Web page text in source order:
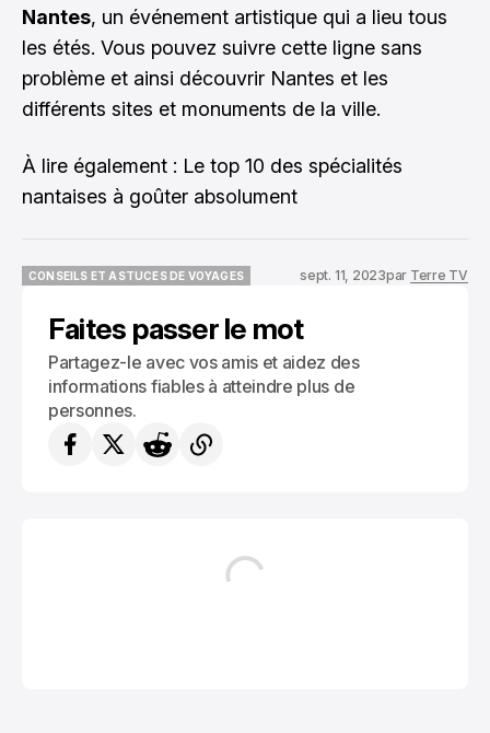
Nantes, un événement artistique qui a lieu tous
les étés. Vous pouvez suivre cette ligne sans
problème et ainsi découvrir Nantes et les
différents sites et monuments de la ville.
À lire également : Le top 10 des spécialités
nantaises à goûter absolument
CONSEILS ET ASTUCES DE VOYAGES
sept. 11, 2023par Terre TV
Faites passer le mot
Partagez-le avec vos amis et aidez des
informations fiables à atteindre plus de
personnes.